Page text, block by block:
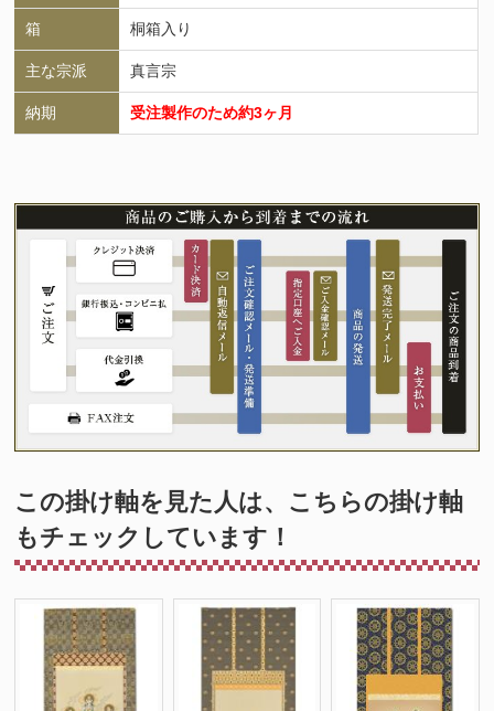
箱 桐箱入り
主な宗派 真言宗
納期 受注製作のため約3ヶ月
この掛け軸を見た人は、こちらの掛け軸
もチェックしています！